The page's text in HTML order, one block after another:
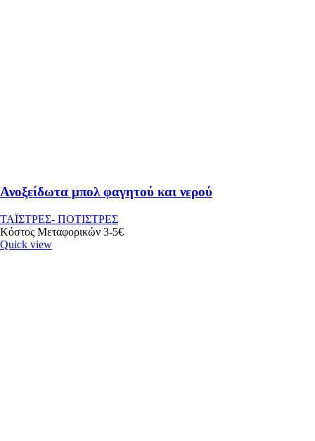
Ανοξείδωτα μπολ φαγητού και νερού
ΤΑΪΣΤΡΕΣ- ΠΟΤΙΣΤΡΕΣ
Κόστος Μεταφορικών 3-5€
Quick view